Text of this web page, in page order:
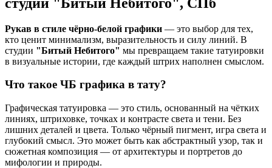
Рукав в стиле чёрно-белой графики — это выбор для тех,
кто ценит минимализм, выразительность и силу линий. В
студии "Битый Небитого" мы превращаем такие татуировки
в визуальные истории, где каждый штрих наполнен смыслом.
Что такое ЧБ графика в тату?
Графическая татуировка — это стиль, основанный на чётких
линиях, штриховке, точках и контрасте света и тени. Без
лишних деталей и цвета. Только чёрный пигмент, игра света и
глубокий смысл. Это может быть как абстрактный узор, так и
сюжетная композиция — от архитектуры и портретов до
мифологии и природы.